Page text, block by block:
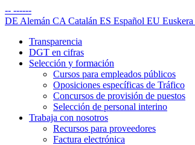
-- ------
DE Alemán CA Catalán ES Español EU Euskera
Transparencia
DGT en cifras
Selección y formación
Cursos para empleados públicos
Oposiciones específicas de Tráfico
Concursos de provisión de puestos
Selección de personal interino
Trabaja con nosotros
Recursos para proveedores
Factura electrónica